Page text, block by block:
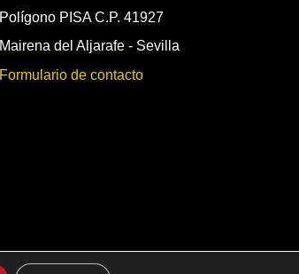
Polígono PISA C.P. 41927
Mairena del Aljarafe - Sevilla
Formulario de contacto